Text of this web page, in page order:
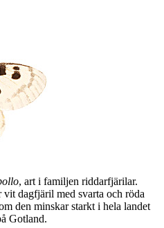
, art i familjen riddarfjärilar.
dagfjäril med svarta och röda
den minskar starkt i hela landet
Gotland.